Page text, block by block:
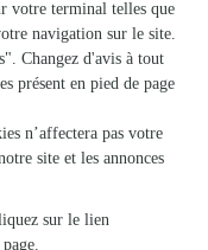
une plante à